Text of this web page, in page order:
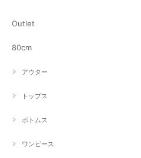
Outlet
80cm
アウター
トップス
ボトムス
ワンピース